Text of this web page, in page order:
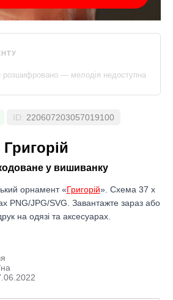
розшифровано — мелодія недоступна
ID: 220607203057019100
Григорій
у вишиванку
орнамент «Григорій». Схема 37 x
PNG/JPG/SVG. Завантажте зараз або
на одязі та аксесуарах.